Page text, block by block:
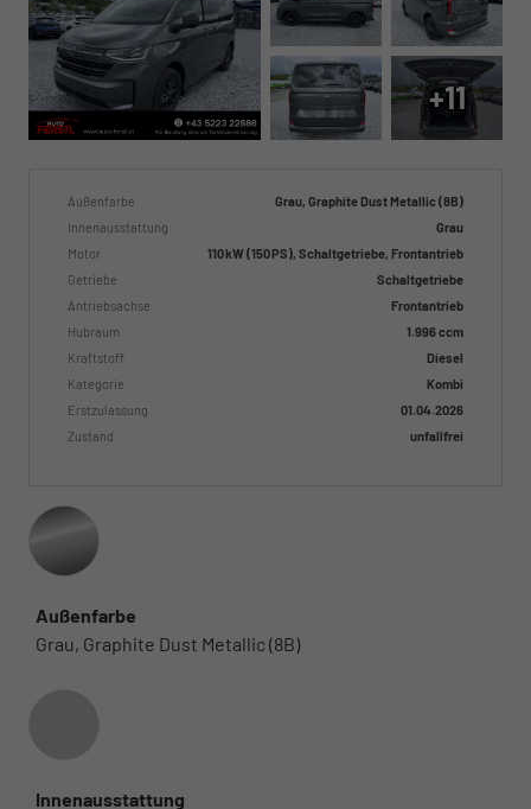
+11
Außenfarbe
Grau, Graphite Dust Metallic (8B)
Innenausstattung
Grau
Motor
110 kW (150 PS), Schaltgetriebe, Frontantrieb
Getriebe
Schaltgetriebe
Antriebsachse
Frontantrieb
Hubraum
1.996 ccm
Kraftstoff
Diesel
Kategorie
Kombi
Erstzulassung
01.04.2026
Zustand
unfallfrei
Außenfarbe
Grau, Graphite Dust Metallic (8B)
Innenausstattung
Innenausstattung